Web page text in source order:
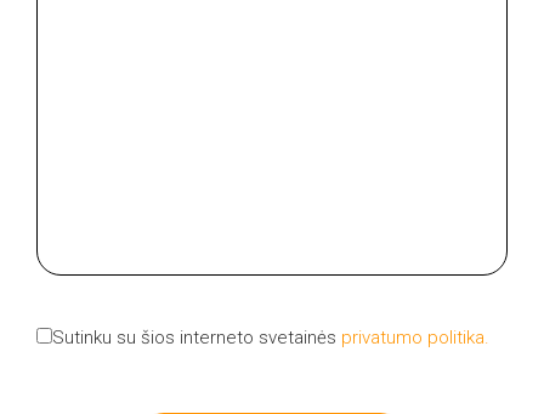
Sutinku su šios interneto svetainės privatumo politika.